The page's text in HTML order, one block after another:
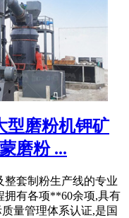
型磨粉机钾矿
磨粉 ...
整套制粉生产线的专业
拥有各项**60余项,具有
量管理体系认证,是国